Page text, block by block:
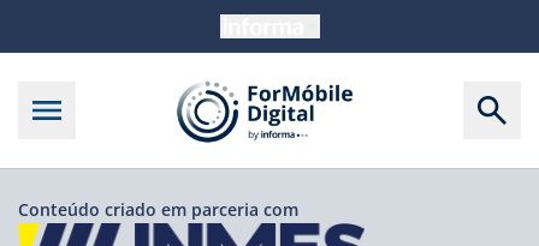
Conteúdo criado em parceria com